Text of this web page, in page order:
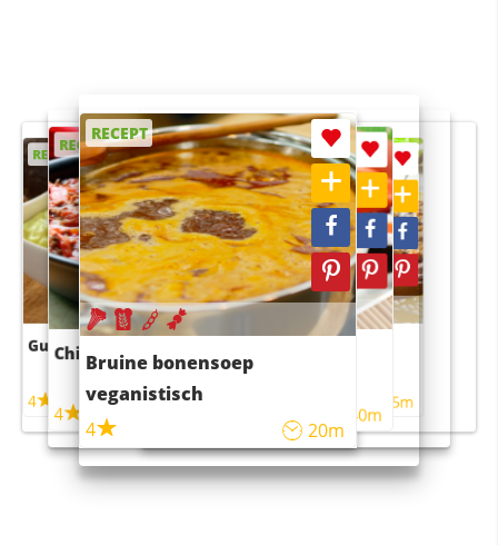
RECEPT
Guacamole
4
RECEPT
Chili con carne
4
RECEPT
Bruine bonensoep
veganistisch
4
20m
RECEPT
Sushi rijstsalade
maaltijdsalade
40m
RECEPT
4 55m